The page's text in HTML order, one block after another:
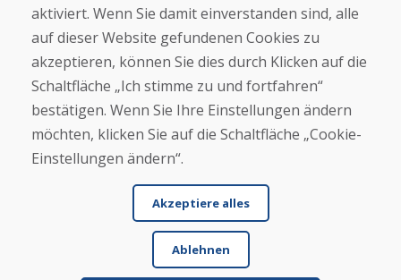
Helpline
+421 919 282 306
info@domivosport.de
Über uns
Blog
Geschäft
Kontakt
Kaufen
aktiviert. Wenn Sie damit einverstanden sind, alle
auf dieser Website gefundenen Cookies zu
akzeptieren, können Sie dies durch Klicken auf die
Schaltfläche „Ich stimme zu und fortfahren“
bestätigen. Wenn Sie Ihre Einstellungen ändern
möchten, klicken Sie auf die Schaltfläche „Cookie-
Einstellungen ändern“.
Akzeptiere alles
Ablehnen